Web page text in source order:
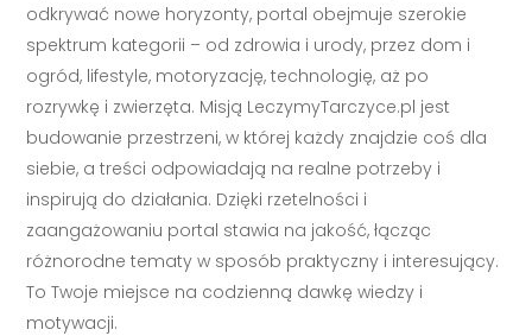
odkrywać nowe horyzonty, portal obejmuje szerokie
spektrum kategorii – od zdrowia i urody, przez dom i
ogród, lifestyle, motoryzację, technologię, aż po
rozrywkę i zwierzęta. Misją LeczymyTarczyce.pl jest
budowanie przestrzeni, w której każdy znajdzie coś dla
siebie, a treści odpowiadają na realne potrzeby i
inspirują do działania. Dzięki rzetelności i
zaangażowaniu portal stawia na jakość, łącząc
różnorodne tematy w sposób praktyczny i interesujący.
To Twoje miejsce na codzienną dawkę wiedzy i
motywacji.